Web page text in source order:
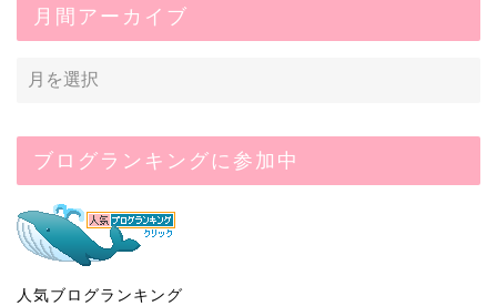
月間アーカイブ
ブログランキングに参加中
人気ブログランキング